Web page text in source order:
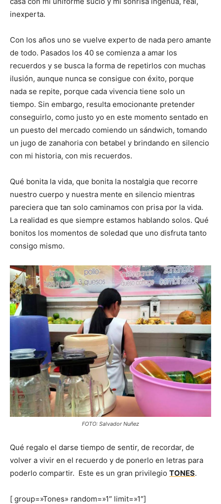
inexperta.
Con los años uno se vuelve experto de nada pero amante
de todo. Pasados los 40 se comienza a amar los
recuerdos y se busca la forma de repetirlos con muchas
ilusión, aunque nunca se consigue con éxito, porque
nada se repite, porque cada vivencia tiene solo un
tiempo. Sin embargo, resulta emocionante pretender
conseguirlo, como justo yo en este momento sentado en
un puesto del mercado comiendo un sándwich, tomando
un jugo de zanahoria con betabel y brindando en silencio
con mi historia, con mis recuerdos.
Qué bonita la vida, que bonita la nostalgia que recorre
nuestro cuerpo y nuestra mente en silencio mientras
pareciera que tan solo caminamos con prisa por la vida.
La realidad es que siempre estamos hablando solos. Qué
bonitos los momentos de soledad que uno disfruta tanto
consigo mismo.
FOTO: Salvador Nuñez
Qué regalo el darse tiempo de sentir, de recordar, de
volver a vivir en el recuerdo y de ponerlo en letras para
poderlo compartir. Este es un gran privilegio TONES.
[ group=»Tones» random=»1″ limit=»1″]